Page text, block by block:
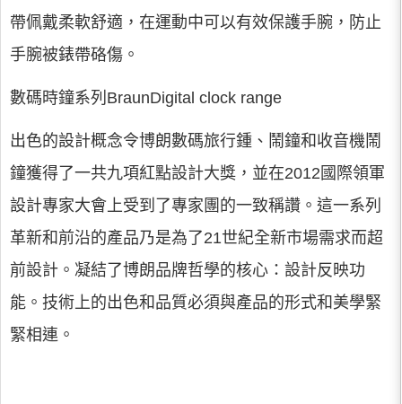
帶佩戴柔軟舒適，在運動中可以有效保護手腕，防止
手腕被錶帶硌傷。
數碼時鐘系列BraunDigital clock range
出色的設計概念令博朗數碼旅行鍾、鬧鐘和收音機鬧
鐘獲得了一共九項紅點設計大獎，並在2012國際領軍
設計專家大會上受到了專家團的一致稱讚。這一系列
革新和前沿的產品乃是為了21世紀全新市場需求而超
前設計。凝結了博朗品牌哲學的核心：設計反映功
能。技術上的出色和品質必須與產品的形式和美學緊
緊相連。